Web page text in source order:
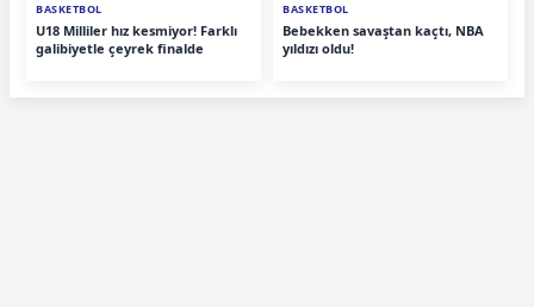
BASKETBOL
U18 Milliler hız kesmiyor! Farklı
galibiyetle çeyrek finalde
BASKETBOL
Bebekken savaştan kaçtı, NBA
yıldızı oldu!